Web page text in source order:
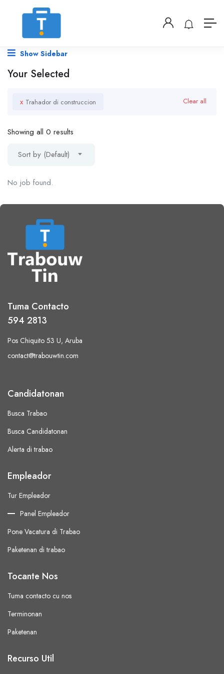
Show Sidebar
Your Selected
x Trahador di construccion Clear all
Showing all 0 results
Sort by (Default)
No job found.
Tuma Contacto
594 2813
Pos Chiquito 53 U, Aruba
contact@trabouwtin.com
Candidatonan
Busca Trabao
Busca Candidatonan
Alerta di trabao
Empleador
Tur Empleador
Panel Empleador
Pone Vacatura di Trabao
Paketenan di trabao
Tocante Nos
Tuma contacto cu nos
Terminonan
Paketenan
Recurso Util